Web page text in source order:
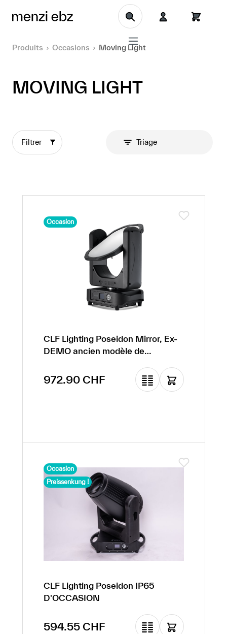
Aller au contenu principal
Produits Occasions Moving Light
MOVING LIGHT
Filtrer Triage
Occasion
CLF Lighting Poseidon Mirror, Ex-
DEMO ancien modèle de
Prix de vente :
972.90 CHF Prix régulier :
Occasion
Preissenkung !
CLF Lighting Poseidon IP65
D'OCCASION
Prix de vente :
594.55 CHF Prix régulier :